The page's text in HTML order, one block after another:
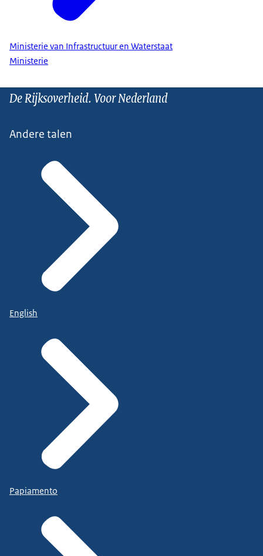
Ministerie van Infrastructuur en Waterstaat
Ministerie
De Rijksoverheid. Voor Nederland
Andere talen
English
Papiamento